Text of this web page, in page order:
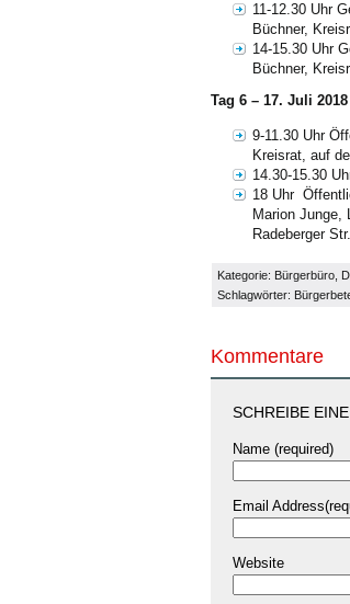
11-12.30 Uhr
Büchner,
14-15.30 Uhr
Büchner,
Tag 6 – 17. Juli
9-11.30 Uhr
Kreisrat, auf
14.30-15.30
18 Uhr
Marion Junge,
Radeberger
Kategorie: Bürgerbüro
Schlagwörter:
Kommentare
SCHREIBE
Name (required)
Email
Website